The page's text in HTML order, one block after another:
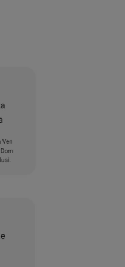
terze parti
alla sezione